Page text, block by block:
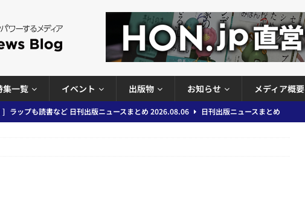
集一覧 イベント 出版物 お知らせ メディア概要
] ラップも読書など 日刊出版ニュースまとめ 2026.08.06
日刊出版ニュースまとめ